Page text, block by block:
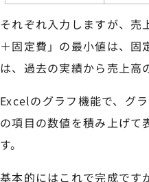
それぞれ入力しますが、売
＋固定費」の最小値は、固
は、過去の実績から売上高
Excelのグラフ機能で、グ
の項目の数値を積み上げて
す。
基本的にはこれで完成です